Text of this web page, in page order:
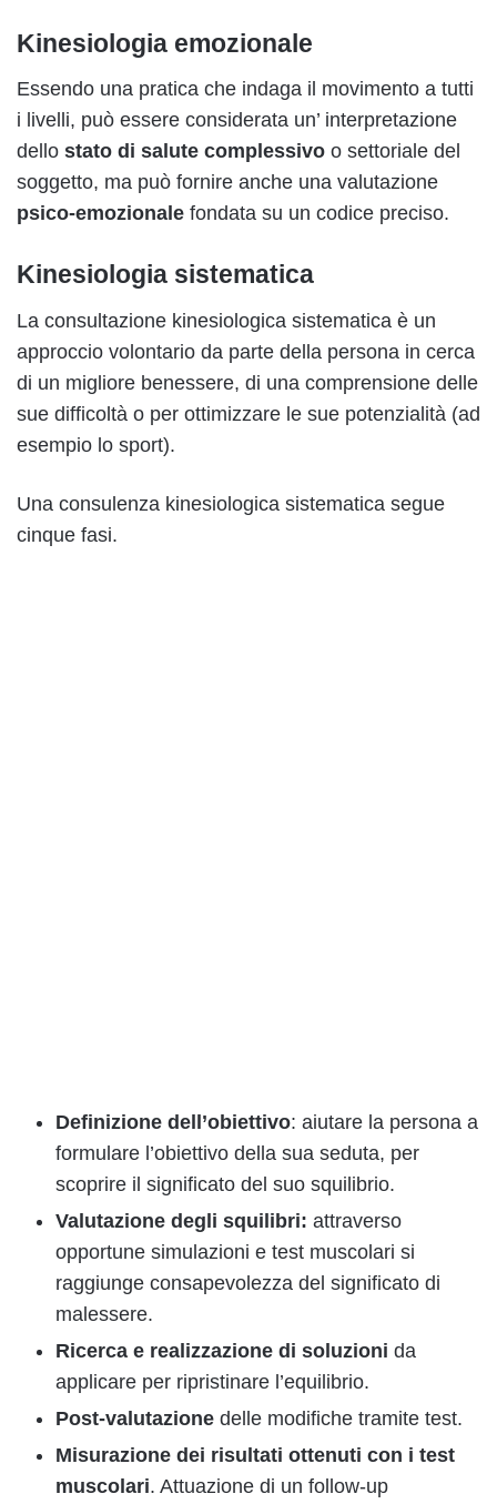
Kinesiologia emozionale
Essendo una pratica che indaga il movimento a tutti
i livelli, può essere considerata un’ interpretazione
dello stato di salute complessivo o settoriale del
soggetto, ma può fornire anche una valutazione
psico-emozionale fondata su un codice preciso.
Kinesiologia sistematica
La consultazione kinesiologica sistematica è un
approccio volontario da parte della persona in cerca
di un migliore benessere, di una comprensione delle
sue difficoltà o per ottimizzare le sue potenzialità (ad
esempio lo sport).
Una consulenza kinesiologica sistematica segue
cinque fasi.
Definizione dell’obiettivo: aiutare la persona a
formulare l’obiettivo della sua seduta, per
scoprire il significato del suo squilibrio.
Valutazione degli squilibri: attraverso
opportune simulazioni e test muscolari si
raggiunge consapevolezza del significato di
malessere.
Ricerca e realizzazione di soluzioni da
applicare per ripristinare l’equilibrio.
Post-valutazione delle modifiche tramite test.
Misurazione dei risultati ottenuti con i test
muscolari. Attuazione di un follow-up